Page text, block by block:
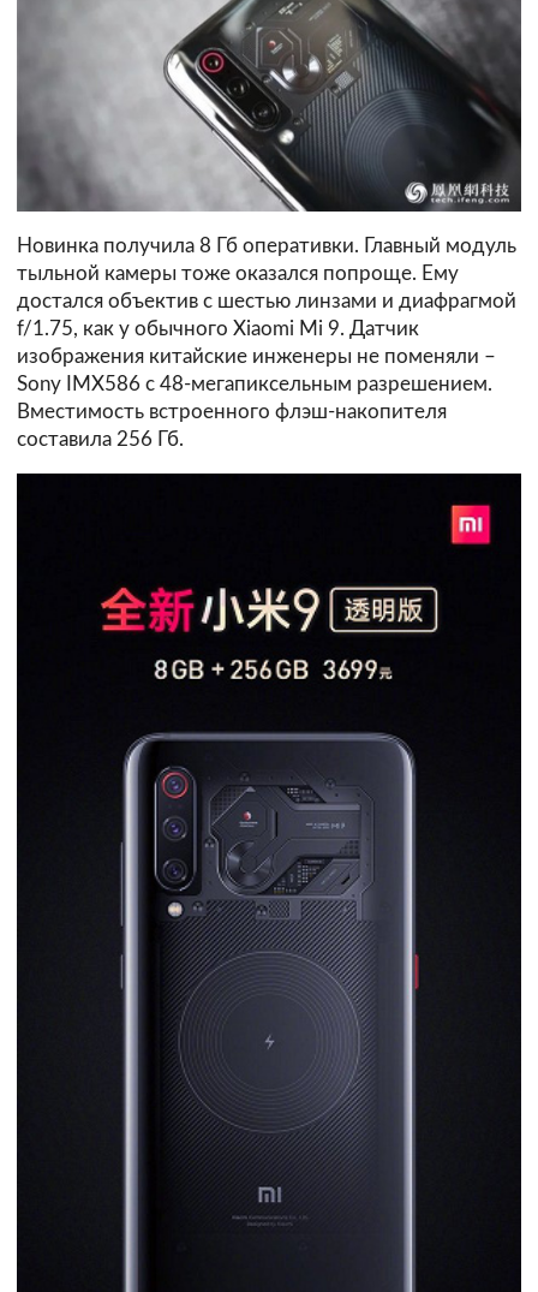
Новинка получила 8 Гб оперативки. Главный модуль
тыльной камеры тоже оказался попроще. Ему
достался объектив с шестью линзами и диафрагмой
f/1.75, как у обычного Xiaomi Mi 9. Датчик
изображения китайские инженеры не поменяли –
Sony IMX586 с 48-мегапиксельным разрешением.
Вместимость встроенного флэш-накопителя
составила 256 Гб.